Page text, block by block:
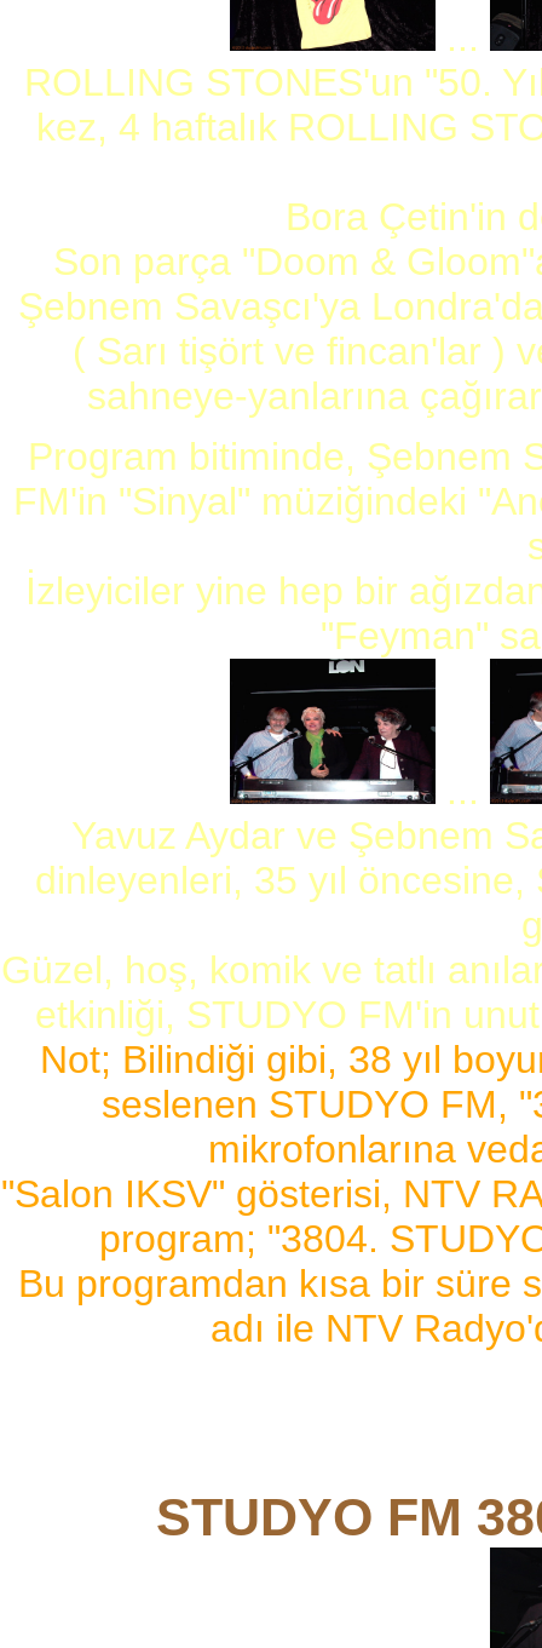
...
ROLLING STONES'un "50.
kez, 4 haftalık ROLLING
Bora Çetin'in
Son parça "Doom &
Şebnem Savaşcı'ya
( Sarı tişört ve fincan'lar )
sahneye-yanlarına
Program bitiminde, Şebnem
FM'in "Sinyal" müziğindeki
İzleyiciler yine hep bir
"Feyman"
...
Yavuz Aydar ve Şebnem
dinleyenleri, 35 yıl
Güzel, hoş, komik ve tatlı
etkinliği, STUDYO FM'in
Not; Bilindiği gibi, 38 yıl
seslenen STUDYO FM,
mikrofonlarına
"Salon IKSV" gösterisi, NTV
program; "3804.
Bu programdan kısa bir süre
adı ile NTV
STUDYO FM